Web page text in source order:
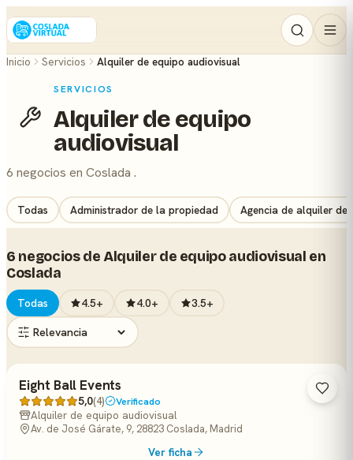
Inicio Servicios Alquiler de equipo audiovisual
SERVICIOS
Alquiler de equipo
audiovisual
6 negocios en Coslada .
Todas Administrador de la propiedad Agencia de alquiler de
6 negocios de Alquiler de equipo audiovisual en
Coslada
Todas 4.5+ 4.0+ 3.5+
Eight Ball Events
5,0(4) Verificado
Alquiler de equipo audiovisual
Av. de José Gárate, 9, 28823 Coslada, Madrid
Ver ficha